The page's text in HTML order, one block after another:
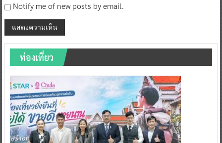
Notify me of new posts by email.
ท่องเที่ยว